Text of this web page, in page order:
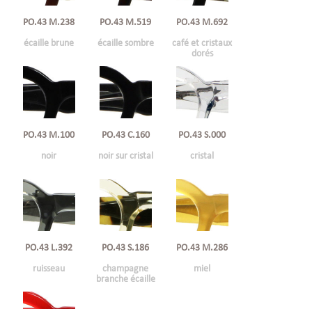
PO.43 M.238
écaille brune
PO.43 M.519
écaille sombre
PO.43 M.692
café et cristaux
dorés
PO.43 M.100
noir
PO.43 C.160
noir sur cristal
PO.43 S.000
cristal
PO.43 L.392
ruisseau
PO.43 S.186
champagne
branche écaille
PO.43 M.286
miel